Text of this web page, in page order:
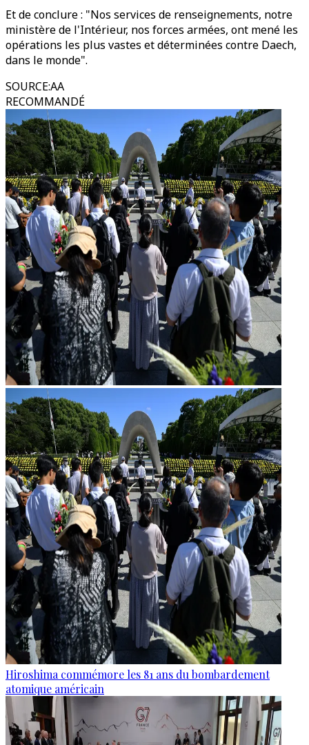
Et de conclure : "Nos services de renseignements, notre
ministère de l'Intérieur, nos forces armées, ont mené les
opérations les plus vastes et déterminées contre Daech,
dans le monde".
SOURCE:AA
RECOMMANDÉ
Hiroshima commémore les 81 ans du bombardement
atomique américain